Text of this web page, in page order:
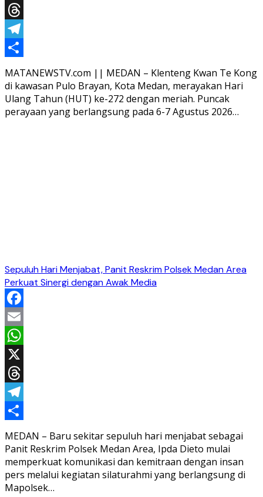
X
Threads
Telegram
Share
MATANEWSTV.com || MEDAN – Klenteng Kwan Te Kong
di kawasan Pulo Brayan, Kota Medan, merayakan Hari
Ulang Tahun (HUT) ke-272 dengan meriah. Puncak
perayaan yang berlangsung pada 6-7 Agustus 2026…
Sepuluh Hari Menjabat, Panit Reskrim Polsek Medan Area
Perkuat Sinergi dengan Awak Media
Facebook
Email
WhatsApp
X
Threads
Telegram
Share
MEDAN – Baru sekitar sepuluh hari menjabat sebagai
Panit Reskrim Polsek Medan Area, Ipda Dieto mulai
memperkuat komunikasi dan kemitraan dengan insan
pers melalui kegiatan silaturahmi yang berlangsung di
Mapolsek…